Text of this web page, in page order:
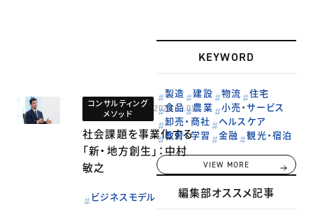
コンサルティング
メソッド
2023.03.01
社会課題を事業化する
「新・地方創生」：中村
敏之
ビジネスモデル
KEYWORD
製造 建設 物流
住宅
食品
農業
小売・サービス
卸売・商社
ヘルスケア
教育・学習
金融 観光・宿泊
VIEW MORE
編集部オススメ記事